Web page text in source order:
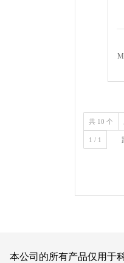
共 10 个
1 / 1
本公司的所有产品仅用于